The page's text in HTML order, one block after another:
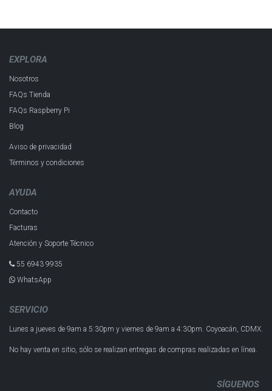
EXPLORA
Nosotros
FAQs Tienda
FAQs Raspberry Pi
Blog
Aviso de privacidad
Términos y condiciones
AYUDA
Contacto
Facturas
Atención y Soporte Técnico
55 6943 993​5
WhatsApp
SERVICIO
Lunes a jueves de 9am a 5:30pm y viernes de 9am a 4:30pm. Coyoacán, CDMX.
No hay venta en sitio, sólo se realizan entregas de compras realizadas en línea.
SÍGUENOS